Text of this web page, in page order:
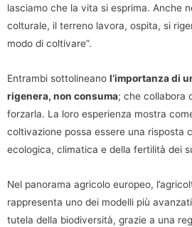
lasciamo che la vita si esprima. Anche
colturale, il terreno lavora, ospita, si
modo di coltivare”.
Entrambi sottolineano l’importanza di
rigenera, non consuma; che collabora
forzarla. La loro esperienza mostra
coltivazione possa essere una risposta
ecologica, climatica e della fertilità dei
Nel panorama agricolo europeo,
rappresenta uno dei modelli più
tutela della biodiversità, grazie a una